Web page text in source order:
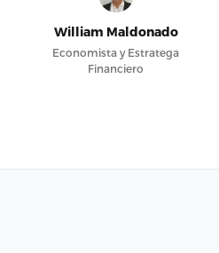
William Maldonado
Economista y Estratega
Financiero